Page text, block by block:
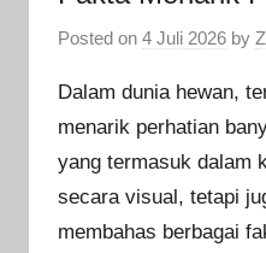
Posted on 4 Juli 2026 by
Dalam dunia hewan,
menarik perhatian
yang termasuk dalam
secara visual, tetapi
membahas berbagai